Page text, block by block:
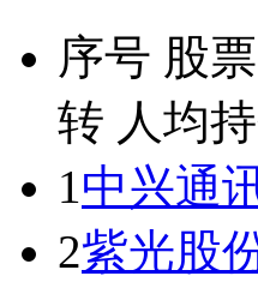
序号 股票
转 人均
1中兴通
2紫光股